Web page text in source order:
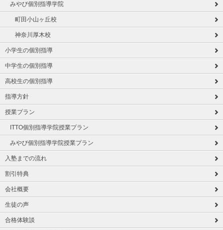
みやび個別指導学院
町田小山ヶ丘校
神奈川厚木校
小学生の個別指導
中学生の個別指導
高校生の個別指導
指導方針
授業プラン
ITTO個別指導学院授業プラン
みやび個別指導学院授業プラン
入塾までの流れ
割引特典
会社概要
生徒の声
合格体験談